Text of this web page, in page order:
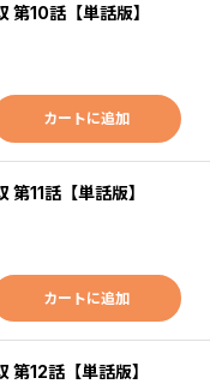
第10話【単話版】
カートに追加
11話【単話版】
カートに追加
第12話【単話版】